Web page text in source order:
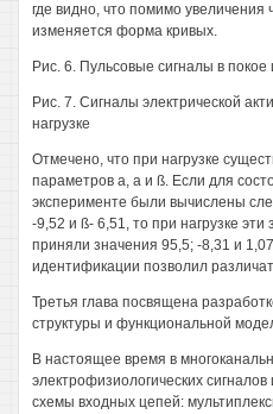
где видно, что помимо
изменяется форма кривых.
Рис. 6. Пульсовые сигналы в покое
Рис. 7. Сигналы электрической
нагрузке
Отмечено, что при нагрузке
параметров а, а и ß. Если для
эксперименте были вычислены
-9,52 и ß- 6,51, то при нагрузке эти
приняли значения 95,5; -8,31 и
идентификации позволил
Третья глава посвящена
структуры и функциональной
В настоящее время в
электрофизиологических
схемы входных цепей: